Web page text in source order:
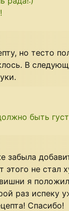
но тесто
В
быть
забыла
этого не стал
я
раз испеку
Спасибо!